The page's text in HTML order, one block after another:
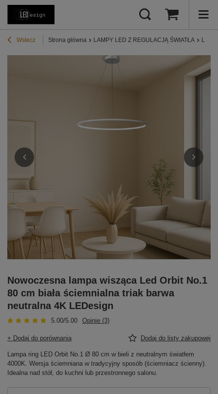
Wstecz Strona główna LAMPY LED Z REGULACJĄ ŚWIATŁA
Nowoczesna lampa wisząca Led Orbit No.1
80 cm biała ściemnialna triak barwa
neutralna 4K LEDesign
5.00/5.00 Opinie (3)
+ Dodaj do porównania Dodaj do listy zakupowej
Lampa ring LED Orbit No.1 Ø 80 cm w bieli z neutralnym światłem
4000K. Wersja ściemniana w tradycyjny sposób (ściemniacz ścienny).
Idealna nad stół, do kuchni lub przestronnego salonu.